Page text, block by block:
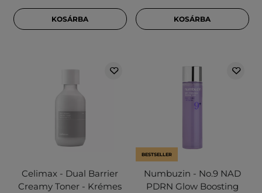
KOSÁRBA KOSÁRBA
Celimax - Dual Barrier
Creamy Toner - Krémes
BESTSELLER
Numbuzin - No.9 NAD
PDRN Glow Boosting